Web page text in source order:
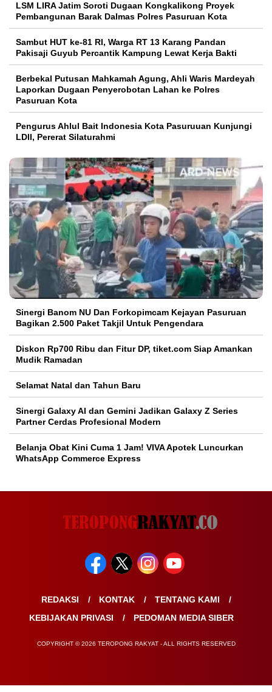
LSM LIRA Jatim Soroti Dugaan Kongkalikong Proyek
Pembangunan Barak Dalmas Polres Pasuruan Kota
Sambut HUT ke-81 RI, Warga RT 13 Karang Pandan
Pakisaji Guyub Percantik Kampung Lewat Kerja Bakti
Berbekal Putusan Mahkamah Agung, Ahli Waris Mardeyah
Laporkan Dugaan Penyerobotan Lahan ke Polres
Pasuruan Kota
Pengurus Ahlul Bait Indonesia Kota Pasuruuan Kunjungi
LDII, Pererat Silaturahmi
Sinergi Banom NU Dan Forkopimcam Kejayan Pasuruan
Bagikan 2.500 Paket Takjil Untuk Pengendara
Diskon Rp700 Ribu dan Fitur DP, tiket.com Siap Amankan
Mudik Ramadan
Selamat Natal dan Tahun Baru
Sinergi Galaxy AI dan Gemini Jadikan Galaxy Z Series
Partner Cerdas Profesional Modern
Belanja Obat Kini Cuma 1 Jam! VIVA Apotek Luncurkan
WhatsApp Commerce Express
REDAKSI KONTAK
TENTANG KAMI
KEBIJAKAN PRIVASI
PEDOMAN MEDIA SIBER
COPYRIGHT © 2026 TEROPONG RAKYAT - ALL RIGHTS RESERVED